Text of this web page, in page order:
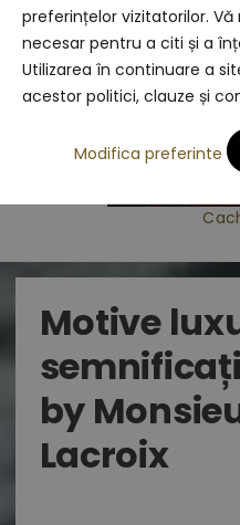
preferințelor vizitatorilor.
necesar pentru a citi și a
Utilizarea în continuare a
acestor politici, clauze și
Modifica preferinte
Motive
by
Lacroix